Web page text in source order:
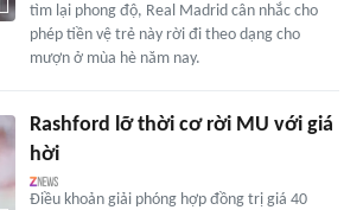
tìm lại phong độ, Real Madrid cân nhắc cho
phép tiền vệ trẻ này rời đi theo dạng cho
mượn ở mùa hè năm nay.
Rashford lỡ thời cơ rời MU với giá
hời
Điều khoản giải phóng hợp đồng trị giá 40